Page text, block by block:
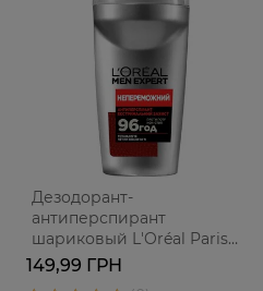
Дезодорант-
антиперспирант
шариковый L'Oréal Paris
Men Expert Непобедимый
для мужчин 50 мл
149,99 ГРН